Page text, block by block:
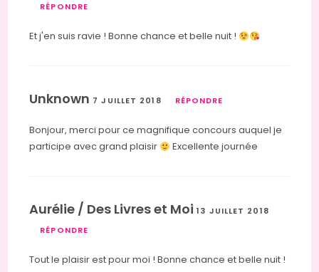
RÉPONDRE
Et j'en suis ravie ! Bonne chance et belle nuit !
Unknown 7 JUILLET 2018 RÉPONDRE
Bonjour, merci pour ce magnifique concours auquel je
participe avec grand plaisir
Excellente journée
Aurélie / Des Livres et Moi13 JUILLET 2018
RÉPONDRE
Tout le plaisir est pour moi ! Bonne chance et belle nuit !